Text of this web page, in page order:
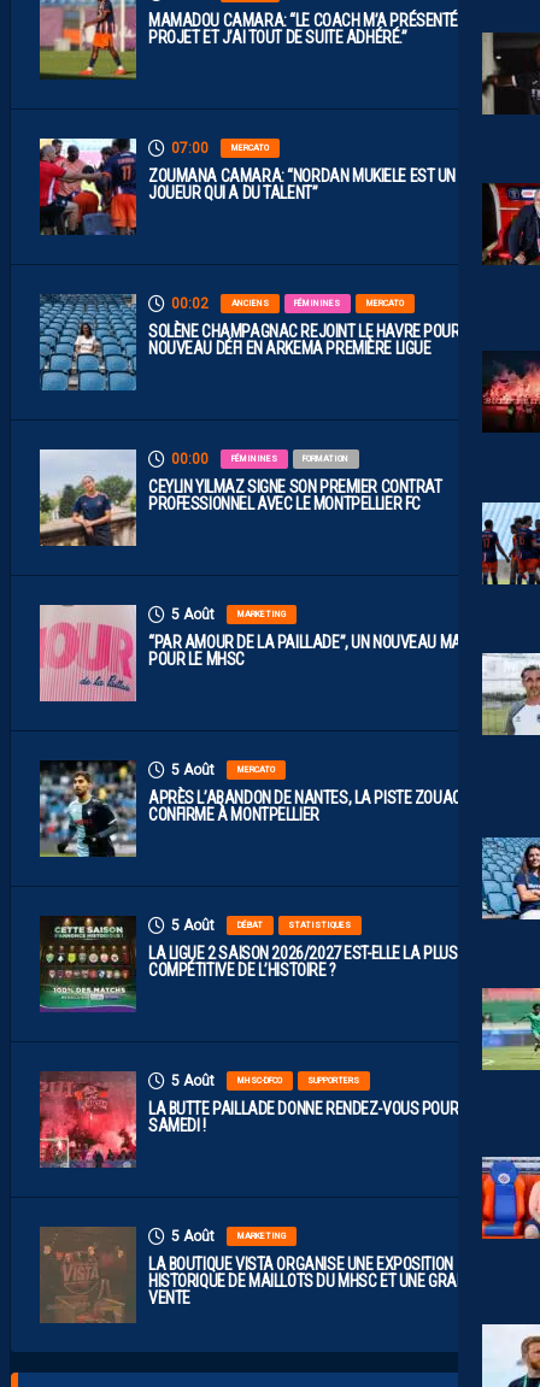
MAMADOU CAMARA: “LE COACH M’A PRÉSENTÉ LE
PROJET ET J’AI TOUT DE SUITE ADHÉRÉ.”
07:00 MERCATO
ZOUMANA CAMARA: “NORDAN MUKIELE EST UN
JOUEUR QUI A DU TALENT”
00:02 ANCIENS FÉMININES MERCATO
SOLÈNE CHAMPAGNAC REJOINT LE HAVRE POUR UN
NOUVEAU DÉFI EN ARKEMA PREMIÈRE LIGUE
00:00 FÉMININES FORMATION
CEYLIN YILMAZ SIGNE SON PREMIER CONTRAT
PROFESSIONNEL AVEC LE MONTPELLIER FC
5 Août MARKETING
“PAR AMOUR DE LA PAILLADE”, UN NOUVEAU MAILLOT
POUR LE MHSC
5 Août MERCATO
APRÈS L’ABANDON DE NANTES, LA PISTE ZOUAOUI SE
CONFIRME À MONTPELLIER
5 Août DÉBAT STATISTIQUES
LA LIGUE 2 SAISON 2026/2027 EST-ELLE LA PLUS
COMPÉTITIVE DE L’HISTOIRE ?
5 Août MHSC-DFCO SUPPORTERS
LA BUTTE PAILLADE DONNE RENDEZ-VOUS POUR
SAMEDI !
5 Août MARKETING
LA BOUTIQUE VISTA ORGANISE UNE EXPOSITION
HISTORIQUE DE MAILLOTS DU MHSC ET UNE GRANDE
VENTE